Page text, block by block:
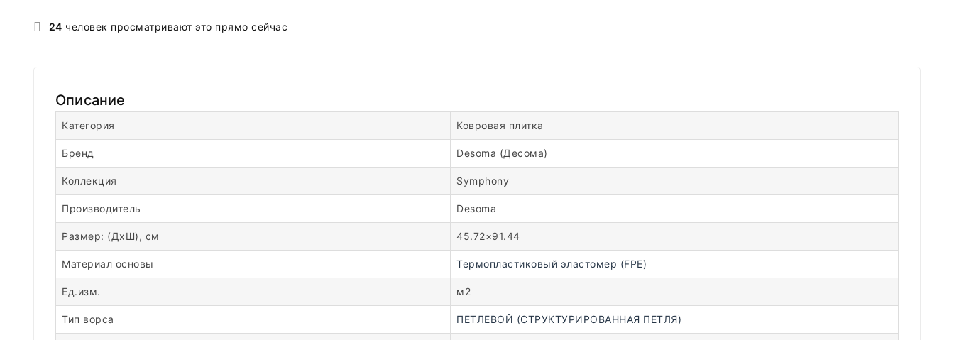
24 человек просматривают это прямо сейчас
Описание
Категория Ковровая плитка
Бренд Desoma (Десома)
Коллекция Symphony
Производитель Desoma
Размер: (ДхШ), см 45.72×91.44
Материал основы Термопластиковый эластомер (FPE)
Ед.изм. м2
Тип ворса ПЕТЛЕВОЙ (СТРУКТУРИРОВАННАЯ ПЕТЛЯ)